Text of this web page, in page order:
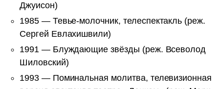
Джуисон)
1985 — Тевье-молочник, телеспектакль (реж.
Сергей Евлахишвили)
1991 — Блуждающие звёзды (реж. Всеволод
Шиловский)
1993 — Поминальная молитва, телевизионная